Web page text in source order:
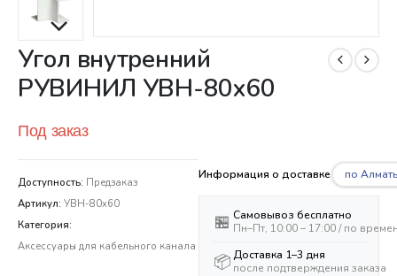
Угол внутренний
РУВИНИЛ УВН-80х60
Под заказ
Доступность: Предзаказ
Артикул: УВН-80х60
Категория:
Аксессуары для кабельного канала
Информация о доставке по
🏪 Самовывоз бесплатно
Пн–Пт, 10:00 – 17:00 / по
📦 Доставка 1–3 дня
после подтверждения заказа